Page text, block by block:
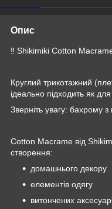
Опис
‼️ Shikimiki Cotton
Круглий трикотажний
ідеально підходить як
Зверніть увагу: бахрому
Cotton Macrame від
створення:
домашнього декору
елементів одягу
витончених